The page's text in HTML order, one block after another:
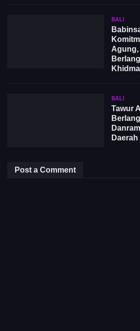
BALI
Agung,
BALI
Tawur
Post a Comment